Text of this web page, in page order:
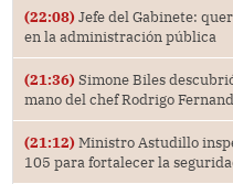
(22:08) Jefe del Gabinete:
en la administración pública
(21:36) Simone Biles
mano del chef Rodrigo
(21:12) Ministro Astudillo
105 para fortalecer la